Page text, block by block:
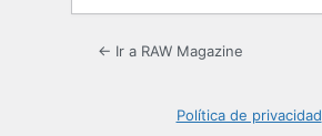
← Ir a RAW Magazine
Política de privacidad